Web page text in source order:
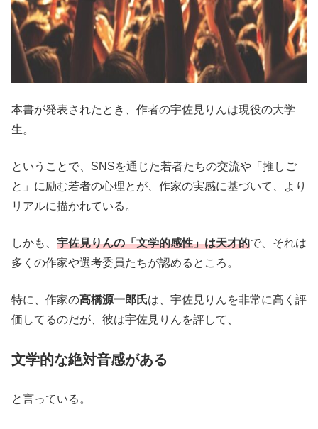
本書が発表されたとき、作者の宇佐見りんは現役の大学
生。
ということで、SNSを通じた若者たちの交流や「推しご
と」に励む若者の心理とが、作家の実感に基づいて、より
リアルに描かれている。
しかも、 宇佐見りんの「文学的感性」は天才的で、それは
多くの作家や選考委員たちが認めるところ。
特に、作家の高橋源一郎氏は、宇佐見りんを非常に高く評
価してるのだが、彼は宇佐見りんを評して、
文学的な絶対音感がある
と言っている。